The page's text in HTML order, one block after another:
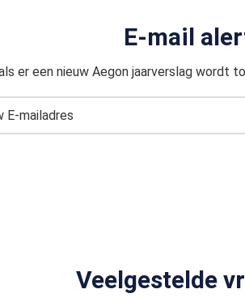
E-mail
er een nieuw Aegon jaarverslag wordt
Veelgestelde